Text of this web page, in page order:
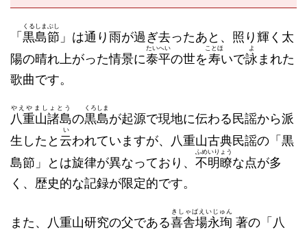
「 黒島節
くるしまぶし
」は通り雨が過ぎ去ったあと、照り輝く太
陽の晴れ上がった情景に泰平
たいへい
の世を寿
ことほ
いで詠
よ
まれた
歌曲です。
八重山諸島
やえやましょとう
の黒島
くろしま
が起源で現地に伝わる民謡から派
生したと 云
い
われていますが、八重山古典民謡の「黒
島節」とは旋律が異なっており、 不明瞭
ふめいりょう
な点が多
く、歴史的な記録が限定的です。
また、八重山研究の父である喜舎場永珣
きしゃばえいじゅん
著の「八